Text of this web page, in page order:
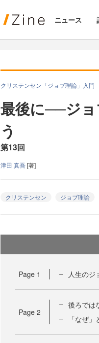
ニュース
クリステンセン「ジョブ理論」入門
最後に──ジョ
う
第13回
津田 真吾[著]
クリステンセン ジョブ理論
Page 1 人生のジ
Page 2
後ろでは
「なぜ